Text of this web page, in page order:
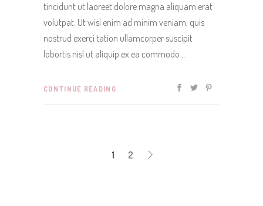
tincidunt ut laoreet dolore magna aliquam erat
volutpat. Ut wisi enim ad minim veniam, quis
nostrud exerci tation ullamcorper suscipit
lobortis nisl ut aliquip ex ea commodo
CONTINUE READING
1 2